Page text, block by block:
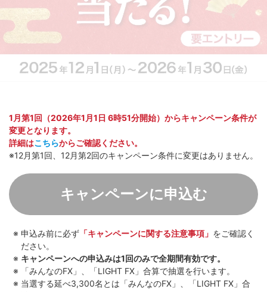
1月第1回（2026年1月1日 6時51分開始）からキャンペーン条件が
変更となります。
詳細はこちらからご確認ください。
※12月第1回、12月第2回のキャンペーン条件に変更はありません。
キャンペーンに申込む
申込み前に必ず 「キャンペーンに関する注意事項」 をご確認く
ださい。
キャンペーンへの申込みは1回のみで全期間有効です。
「みんなのFX」、「LIGHT FX」合算で抽選を行います。
当選する延べ3,300名とは「みんなのFX」、「LIGHT FX」合